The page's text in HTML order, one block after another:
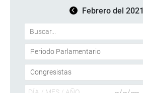
Febrero del 2021